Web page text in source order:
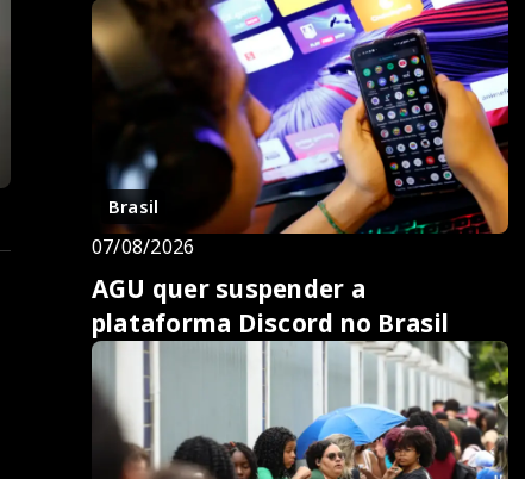
Brasil
07/08/2026
AGU quer suspender a
plataforma Discord no Brasil